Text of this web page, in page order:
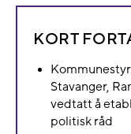
KORT
Stavanger,
vedtatt å
politisk råd